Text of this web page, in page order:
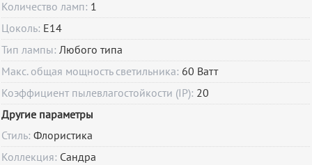
Количество ламп: 1
Цоколь: E14
Тип лампы:Любого типа
Макс. общая мощность светильника: 60 Ватт
Коэффициент пылевлагостойкости (IP): 20
Другие параметры
Стиль:Флористика
Коллекция: Сандра